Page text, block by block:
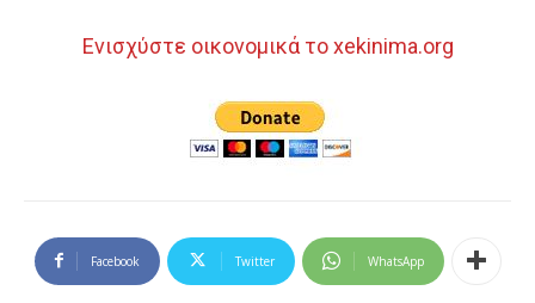
Ενισχύστε οικονομικά το xekinima.org
Facebook Twitter WhatsApp